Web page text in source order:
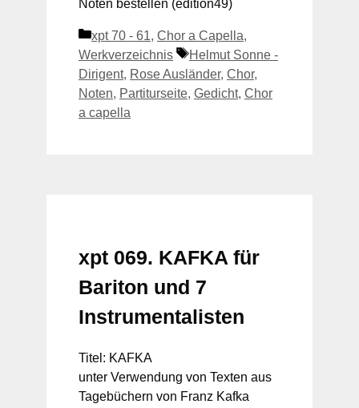
Noten bestellen (edition49)
Kategorien
xpt 70 - 61, Chor a Capella,
Werkverzeichnis
Schlagwörter
Helmut Sonne -
Dirigent, Rose Ausländer, Chor,
Noten, Partiturseite, Gedicht, Chor
a capella
xpt 069. KAFKA für
Bariton und 7
Instrumentalisten
Titel: KAFKA
unter Verwendung von Texten aus
Tagebüchern von Franz Kafka